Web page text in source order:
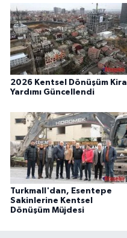
2026 Kentsel Dönüşüm Kira
Yardımı Güncellendi
Turkmall'dan, Esentepe
Sakinlerine Kentsel
Dönüşüm Müjdesi